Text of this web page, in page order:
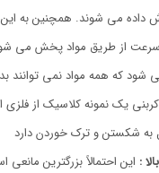
می شوند. همچنین به این
سرعت از طریق مواد پخش می
شود که همه مواد نمی توانند
کربنی یک نمونه کلاسیک از
به شکستن و ترک خوردن دارد
: این احتمالاً بزرگترین